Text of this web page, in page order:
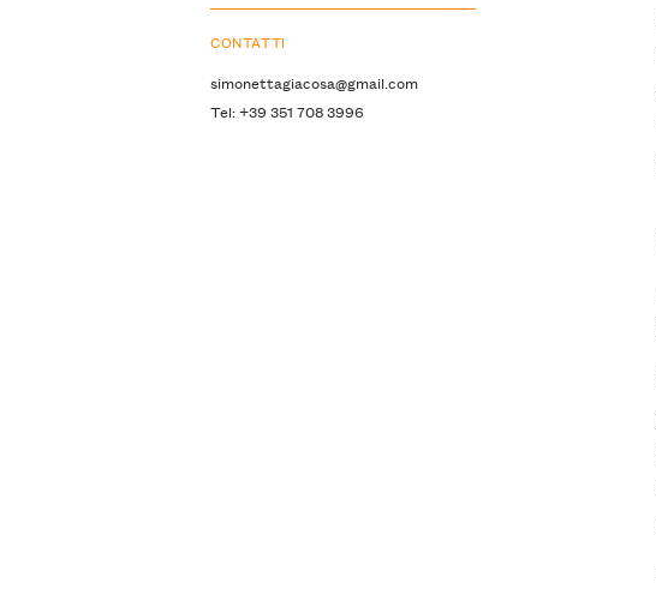
CONTATTI
simonettagiacosa@gmail.com
Tel: +39 351 708 3996